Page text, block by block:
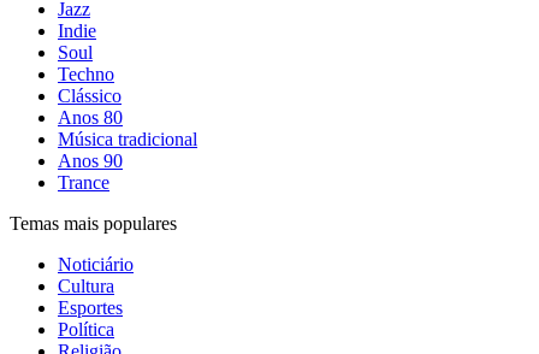
Jazz
Indie
Soul
Techno
Clássico
Anos 80
Música tradicional
Anos 90
Trance
Temas mais populares
Noticiário
Cultura
Esportes
Política